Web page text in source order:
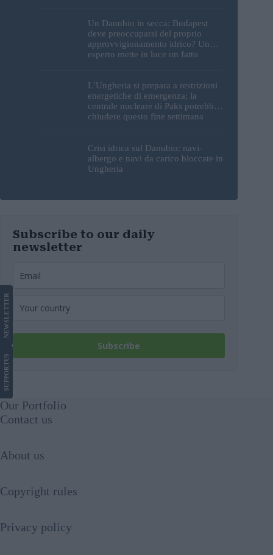
Un Danubio in secca: Budapest
deve preoccuparsi del proprio
approvvigionamento idrico? Un
esperto mette in luce un fatto
L’Ungheria si prepara a restrizioni
energetiche di emergenza; la
centrale nucleare di Paks potrebbe
chiudere questo fine settimana
Crisi idrica sul Danubio: navi-
albergo e navi da carico bloccate in
Ungheria
Subscribe to our daily
newsletter
Subscribe
SUPPORT
US
NEWS
LETTER
Our Portfolio
Contact us
About us
Copyright rules
Privacy policy